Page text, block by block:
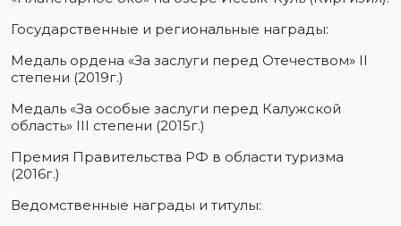
Государственные и региональные награды:
Медаль ордена «За заслуги перед Отечеством» II
степени (2019г.)
Медаль «За особые заслуги перед Калужской
область» III степени (2015г.)
Премия Правительства РФ в области туризма
(2016г.)
Ведомственные награды и титулы: